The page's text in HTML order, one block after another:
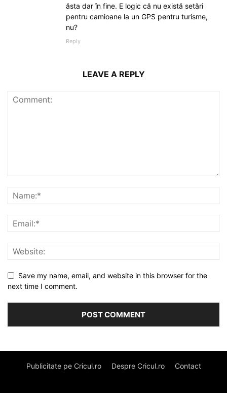
ăsta dar în fine. E logic că nu există setări
pentru camioane la un GPS pentru turisme,
nu?
Reply
LEAVE A REPLY
Save my name, email, and website in this browser for the
next time I comment.
Publicitate pe Cricul.ro Despre Cricul.ro Contact